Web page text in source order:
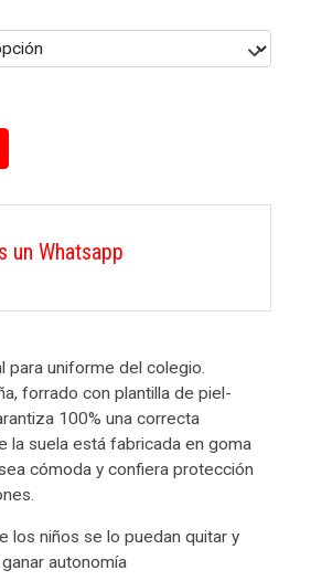
un Whatsapp
para uniforme del colegio.
forrado con plantilla de piel-
100% una correcta
la suela está fabricada en goma
cómoda y confiera protección
los niños se lo puedan quitar y
autonomía